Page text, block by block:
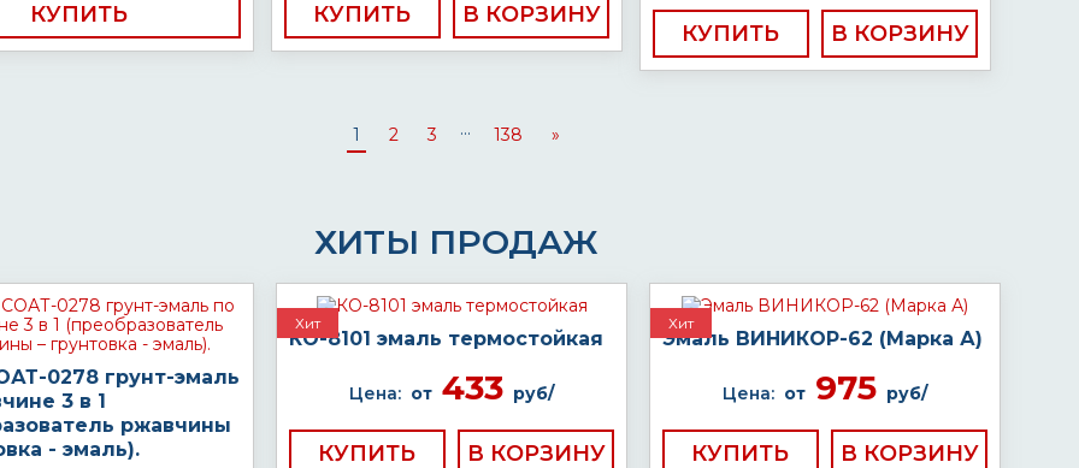
КУПИТЬ КУПИТЬ
КУПИТЬ
1 2 3 ... 138 »
ХИТЫ ПРОДАЖ
0278 грунт-эмаль
3 в 1
ржавчины
- эмаль).
Хит
КО-8101 эмаль термостойкая
Цена: от 433 руб/
КУПИТЬ
Хит
Эмаль ВИНИКОР-62 (Марка А)
Цена: от 975 руб/
КУПИТЬ